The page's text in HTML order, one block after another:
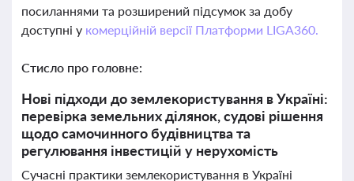
посиланнями та розширений підсумок за добу
доступні у комерційній версії Платформи LIGA360.
Стисло про головне:
Нові підходи до землекористування в Україні:
перевірка земельних ділянок, судові рішення
щодо самочинного будівництва та
регулювання інвестицій у нерухомість
Сучасні практики землекористування в Україні